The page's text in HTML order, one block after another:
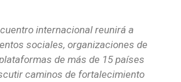
internacional reunirá a
sociales, organizaciones de
de más de 15 países
caminos de fortalecimiento